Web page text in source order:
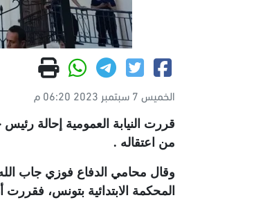
الخميس 7 سبتمبر 2023 06:20 م
قررت النيابة العمومية إحالة
من اعتقاله .
المحكمة الابتدائية بتونس،